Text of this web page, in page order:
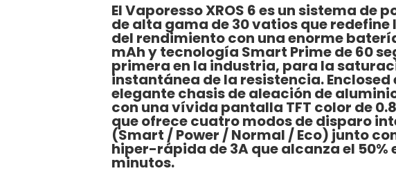
El Vaporesso XROS 6 es un sistema de
de alta gama de 30 vatios que
del rendimiento con una enorme
mAh y tecnología Smart Prime de 60
primera en la industria, para la
instantánea de la resistencia. Enclosed
elegante chasis de aleación de
con una vívida pantalla TFT color de
que ofrece cuatro modos de disparo
(Smart / Power / Normal / Eco) junto
hiper-rápida de 3A que alcanza el 50%
minutos.